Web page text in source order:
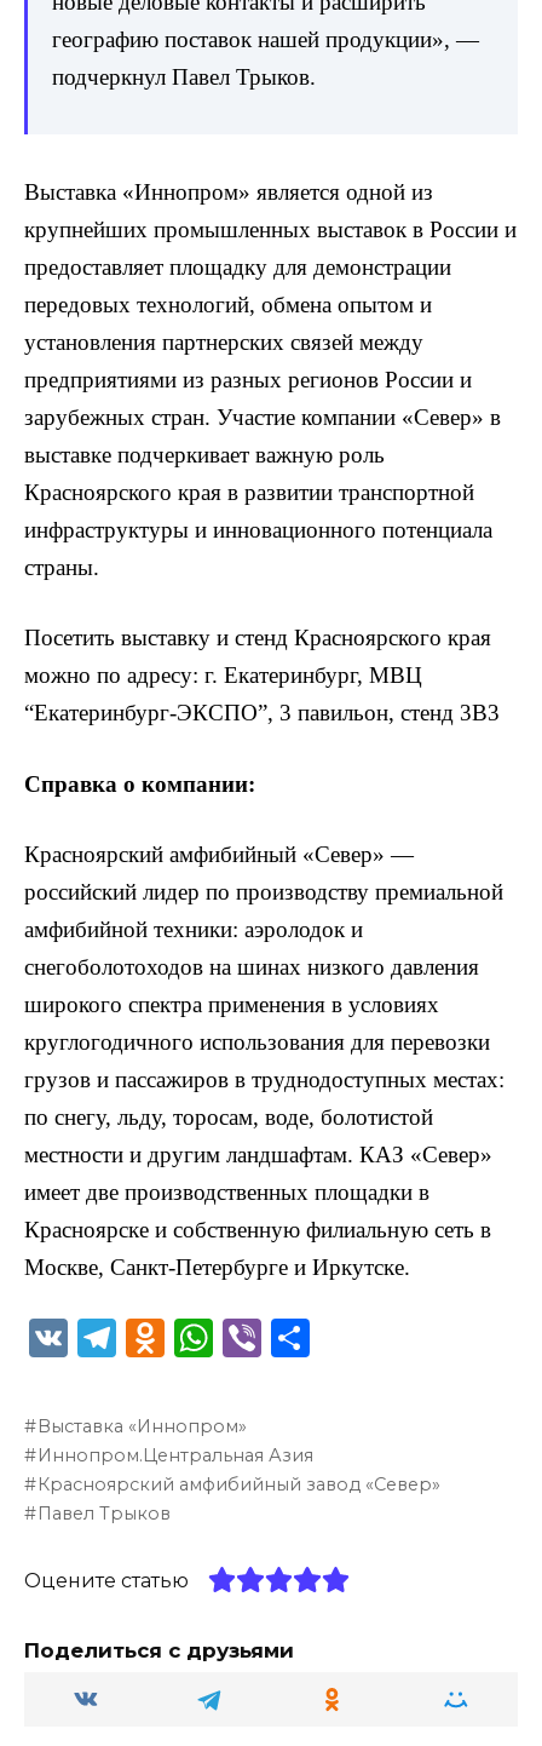
географию поставок нашей продукции», —
подчеркнул Павел Трыков.
Выставка «Иннопром» является одной из
крупнейших промышленных выставок в России и
предоставляет площадку для демонстрации
передовых технологий, обмена опытом и
установления партнерских связей между
предприятиями из разных регионов России и
зарубежных стран. Участие компании «Север» в
выставке подчеркивает важную роль
Красноярского края в развитии транспортной
инфраструктуры и инновационного потенциала
страны.
Посетить выставку и стенд Красноярского края
можно по адресу: г. Екатеринбург, МВЦ
“Екатеринбург-ЭКСПО”, 3 павильон, стенд 3B3
Справка о компании:
Красноярский амфибийный «Север» —
российский лидер по производству премиальной
амфибийной техники: аэролодок и
снегоболотоходов на шинах низкого давления
широкого спектра применения в условиях
круглогодичного использования для перевозки
грузов и пассажиров в труднодоступных местах:
по снегу, льду, торосам, воде, болотистой
местности и другим ландшафтам. КАЗ «Север»
имеет две производственных площадки в
Красноярске и собственную филиальную сеть в
Москве, Санкт-Петербурге и Иркутске.
V
T
e
g
ra
m
O
n
o
kl
a
ss
ki
W
a
ts
A
p
Vi
р
а
и
т
Выставка «Иннопром»
Иннопром.Центральная Азия
Красноярский амфибийный завод «Север»
Павел Трыков
Оцените статью
Поделиться с друзьями